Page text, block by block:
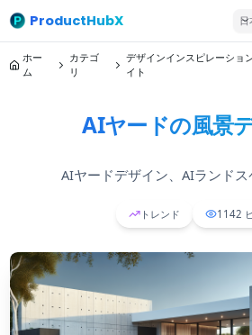
ProductHubX 日
ホー
ム
カテゴ
リ
デザインインスピレーショ
イト
AIヤードの風景
AIヤードデザイン、AIランド
トレンド 1142